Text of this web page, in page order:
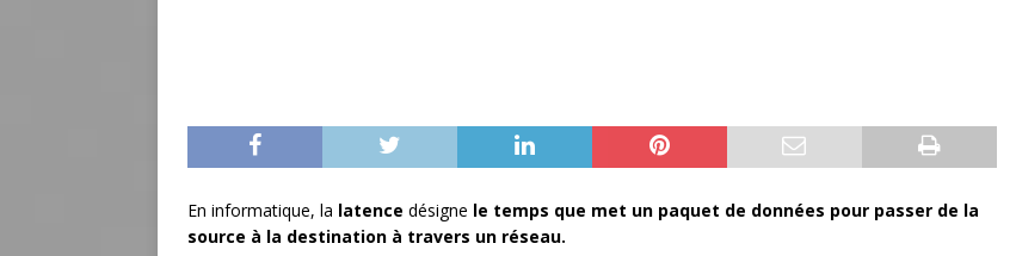
En informatique, la latence désigne le temps que met un paquet de données pour passer de la
source à la destination à travers un réseau.